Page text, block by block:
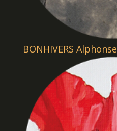
BONHIVERS Alphonse